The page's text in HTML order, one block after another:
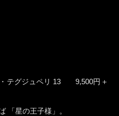
・テグジュペリ 13 9,500円＋
「星の王子様」。